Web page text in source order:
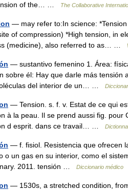
of the… …
The Collaborative
— may refer to:In science:
of compression) *High tension, in
(medicine), also referred to as… …
— sustantivo femenino 1. Área:
sobre él: Hay que darle más tensión
del interior de un… …
— Tension. s. f. v. Estat de ce qui
à la peau. Il se prend aussi fig.
d esprit. dans ce travail… …
— f. fisiol. Resistencia que ofrecen
o un gas en su interior, como el
2011. tensión …
Diccionario médico
— 1530s, a stretched condition,